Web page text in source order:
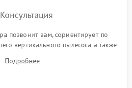
позвонит вам, сориентирует по
вертикального пылесоса а также
Подробнее